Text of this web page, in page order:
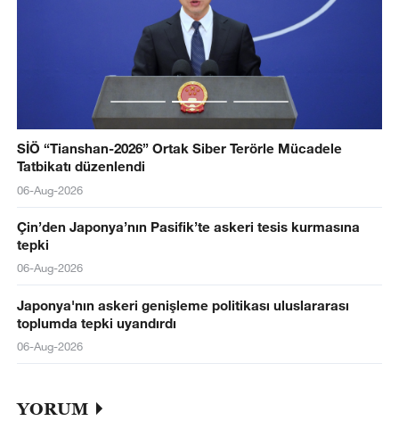
SİÖ “Tianshan-2026” Ortak Siber Terörle Mücadele
Tatbikatı düzenlendi
06-Aug-2026
Çin’den Japonya’nın Pasifik’te askeri tesis kurmasına
tepki
06-Aug-2026
Japonya'nın askeri genişleme politikası uluslararası
toplumda tepki uyandırdı
06-Aug-2026
YORUM